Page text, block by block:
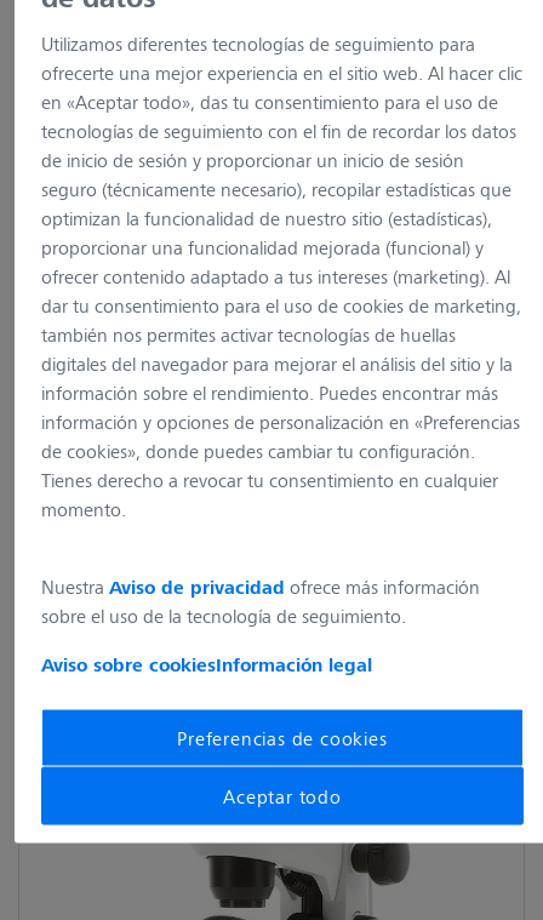
Stemi 355
Utilizamos diferentes tecnologías de seguimiento para
ofrecerte una mejor experiencia en el sitio web. Al hacer clic
en «Aceptar todo», das tu consentimiento para el uso de
tecnologías de seguimiento con el fin de recordar los datos
de inicio de sesión y proporcionar un inicio de sesión
seguro (técnicamente necesario), recopilar estadísticas que
optimizan la funcionalidad de nuestro sitio (estadísticas),
proporcionar una funcionalidad mejorada (funcional) y
ofrecer contenido adaptado a tus intereses (marketing). Al
dar tu consentimiento para el uso de cookies de marketing,
también nos permites activar tecnologías de huellas
digitales del navegador para mejorar el análisis del sitio y la
información sobre el rendimiento. Puedes encontrar más
información y opciones de personalización en «Preferencias
de cookies», donde puedes cambiar tu configuración.
Tienes derecho a revocar tu consentimiento en cualquier
momento.
Nuestra Aviso de privacidad ofrece más información
sobre el uso de la tecnología de seguimiento.
Aviso sobre cookiesInformación legal
Preferencias de cookies
Aceptar todo